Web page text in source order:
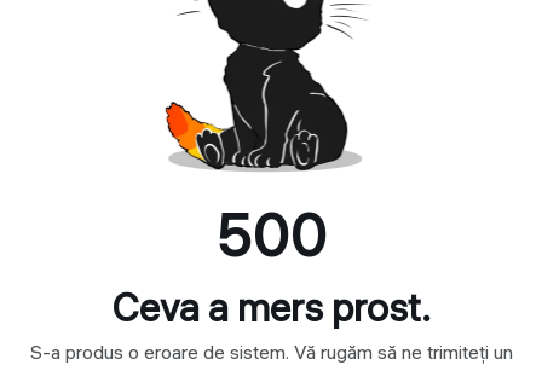
500
Ceva a mers prost.
S-a produs o eroare de sistem. Vă rugăm să ne trimiteți un